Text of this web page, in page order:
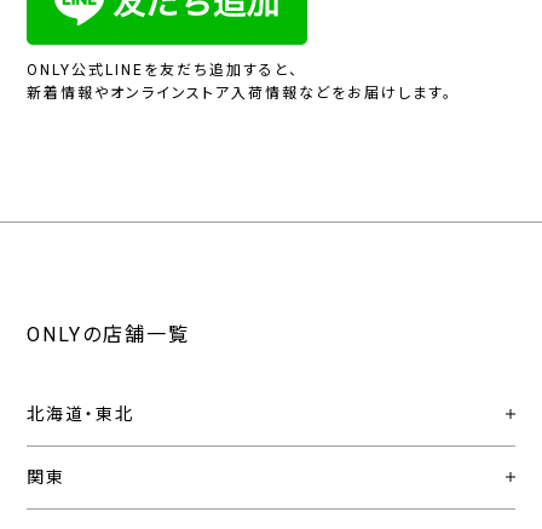
ONLY公式LINEを友だち追加すると、
新着情報やオンラインストア入荷情報などをお届けします。
ONLYの店舗一覧
北海道・東北
関東